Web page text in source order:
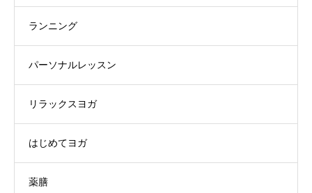
ランニング
パーソナルレッスン
リラックスヨガ
はじめてヨガ
薬膳